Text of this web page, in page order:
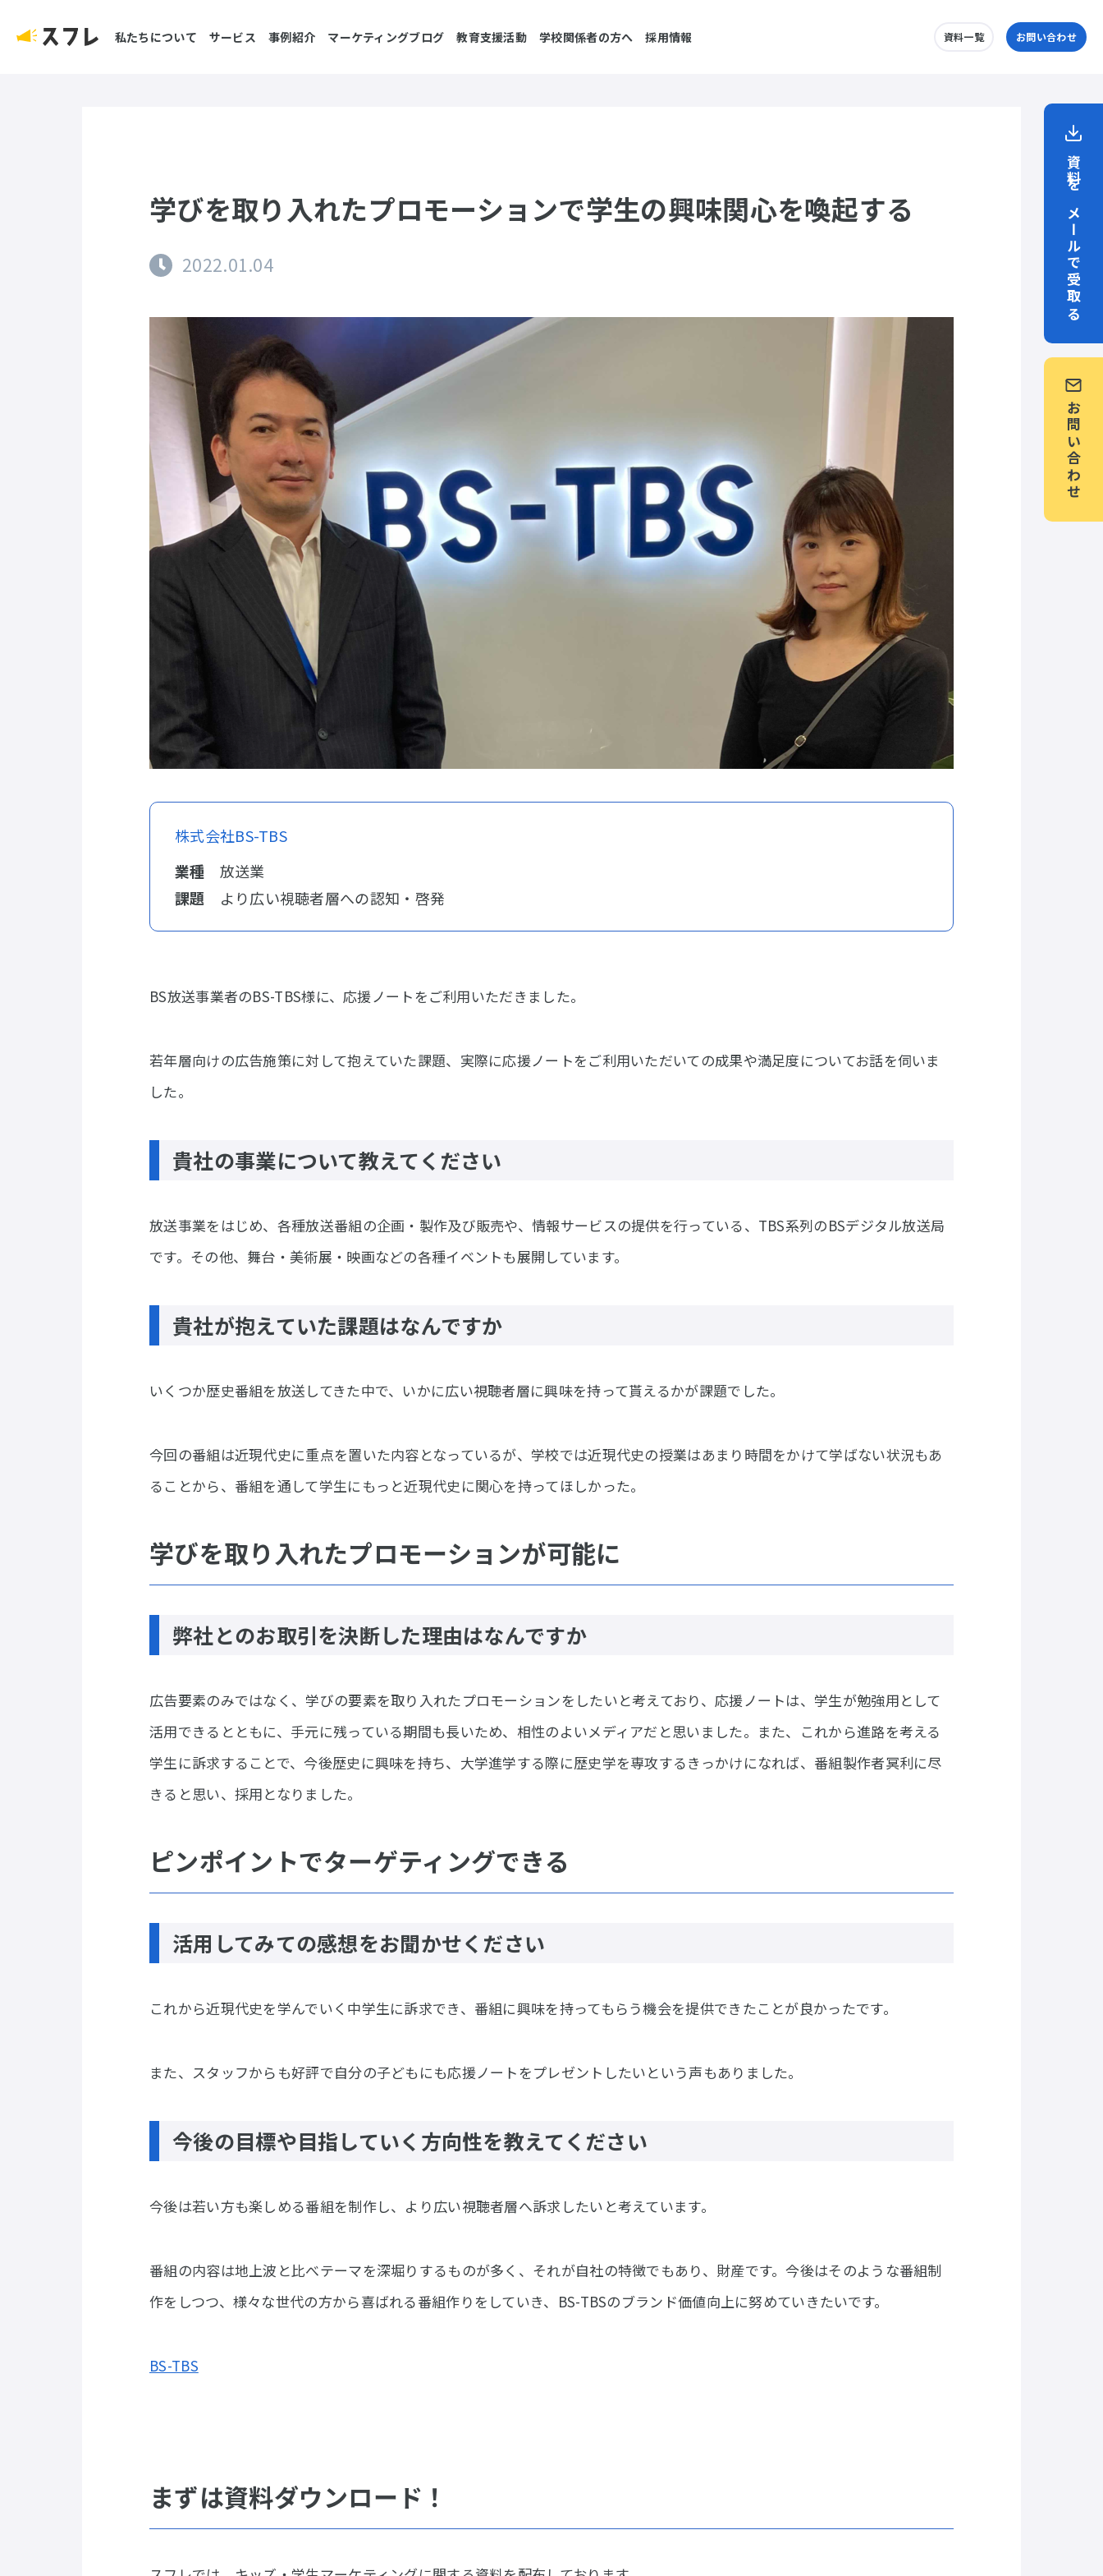
私たちについて サービス 事例紹介 マーケティングブログ 教育支援活動 学校関係者の方へ 採用情報 資料一覧 お問い合わせ
資料をメールで受取る
お問い合わせ
学びを取り入れたプロモーションで学生の興味関心を喚起する
2022.01.04
株式会社BS-TBS
業種
放送業
課題
より広い視聴者層への認知・啓発
BS放送事業者のBS-TBS様に、応援ノートをご利用いただきました。
若年層向けの広告施策に対して抱えていた課題、実際に応援ノートをご利用いただいての成果や満足度についてお話を伺いま
した。
貴社の事業について教えてください
放送事業をはじめ、各種放送番組の企画・製作及び販売や、情報サービスの提供を行っている、TBS系列のBSデジタル放送局
です。その他、舞台・美術展・映画などの各種イベントも展開しています。
貴社が抱えていた課題はなんですか
いくつか歴史番組を放送してきた中で、いかに広い視聴者層に興味を持って貰えるかが課題でした。
今回の番組は近現代史に重点を置いた内容となっているが、学校では近現代史の授業はあまり時間をかけて学ばない状況もあ
ることから、番組を通して学生にもっと近現代史に関心を持ってほしかった。
学びを取り入れたプロモーションが可能に
弊社とのお取引を決断した理由はなんですか
広告要素のみではなく、学びの要素を取り入れたプロモーションをしたいと考えており、応援ノートは、学生が勉強用として
活用できるとともに、手元に残っている期間も長いため、相性のよいメディアだと思いました。また、これから進路を考える
学生に訴求することで、今後歴史に興味を持ち、大学進学する際に歴史学を専攻するきっかけになれば、番組製作者冥利に尽
きると思い、採用となりました。
ピンポイントでターゲティングできる
活用してみての感想をお聞かせください
これから近現代史を学んでいく中学生に訴求でき、番組に興味を持ってもらう機会を提供できたことが良かったです。
また、スタッフからも好評で自分の子どもにも応援ノートをプレゼントしたいという声もありました。
今後の目標や目指していく方向性を教えてください
今後は若い方も楽しめる番組を制作し、より広い視聴者層へ訴求したいと考えています。
番組の内容は地上波と比べテーマを深堀りするものが多く、それが自社の特徴でもあり、財産です。今後はそのような番組制
作をしつつ、様々な世代の方から喜ばれる番組作りをしていき、BS-TBSのブランド価値向上に努めていきたいです。
BS-TBS
まずは資料ダウンロード！